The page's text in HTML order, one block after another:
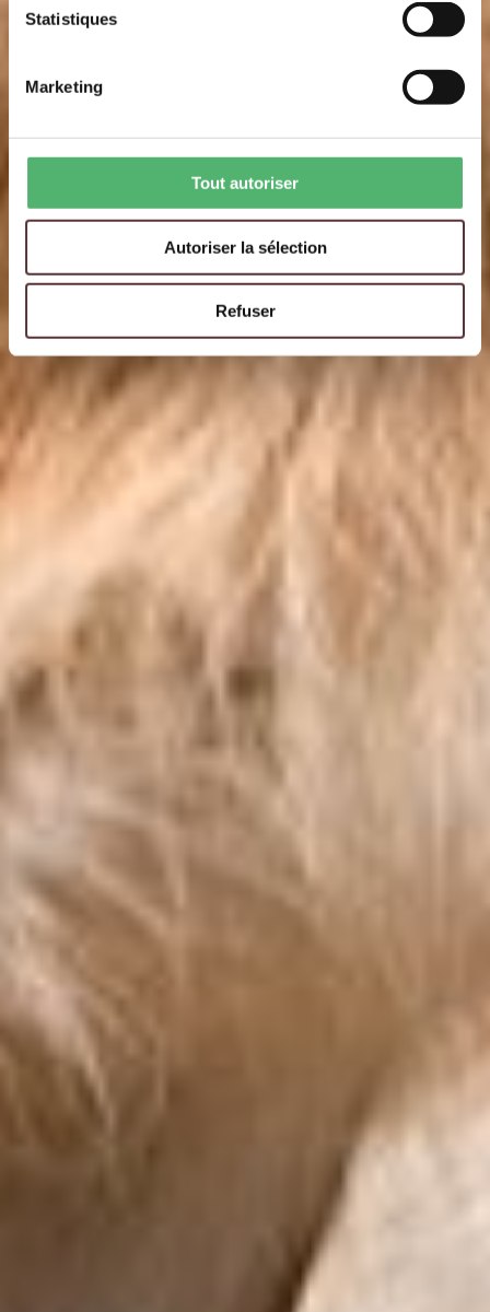
Statistiques
Marketing
Tout autoriser
Autoriser la sélection
Refuser